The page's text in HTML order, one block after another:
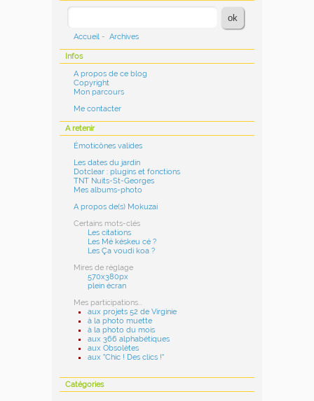
Accueil - Archives
Infos
A propos de ce blog
Copyright
Mon parcours
Me contacter
A retenir
Émoticônes valides
Les dates du jardin
Dotclear : plugins et fonctions
TNT Nuits-St-Georges
Mes albums-photo
A propos de(s) Mokuzai
Certains mots-clés
Les citations
Les Mé késkeu cé ?
Les Ça voudi koa ?
Mires de réglage
570x380px
plein écran
Mes participations...
aux projets 52 de Virginie
à la photo muette
à la photo du mois
aux 366 alphabétiques
aux Obsolètes
aux "Chic ! Des clics !"
Catégories